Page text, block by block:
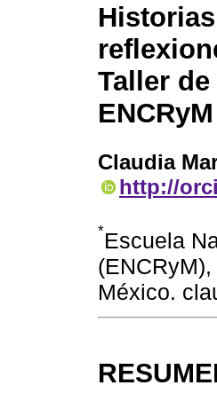
Taller
ENCRyM
Claudia
http://
*Escuela
México.